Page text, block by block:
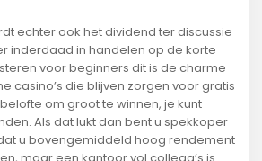
echter ook het dividend ter discussie
inderdaad in handelen op de korte
voor beginners dit is de charme
casino’s die blijven zorgen voor gratis
om groot te winnen, je kunt
Als dat lukt dan bent u spekkoper
u bovengemiddeld hoog rendement